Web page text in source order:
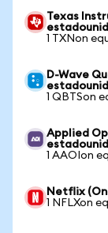
Texas
1 TXNon
D-Wave
1 QBTSon
Applied
1 AAOIon
Netflix
1 NFLXon